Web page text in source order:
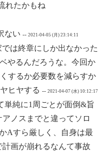
れたかもね
ない--2021-04-05 (月) 23:14:11
は終章にしか出なかった
やるんだろうな。今回か
するか必要数を減らすか
ヒヤする--2021-04-07 (水) 10:12:17
単純に1周ごとが面倒&旨
ノスまでと違ってソロ
Aすら厳しく、自身は最
画が崩れるなんて事故